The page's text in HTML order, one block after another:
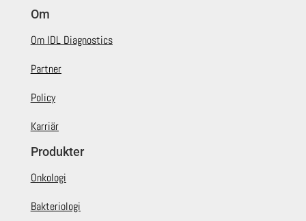
Om
Om IDL Diagnostics
Partner
Policy
Karriär
Produkter
Onkologi
Bakteriologi